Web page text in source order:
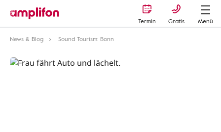
Termin Gratis
Menü
News & Blog
Sound Tourism: Bonn